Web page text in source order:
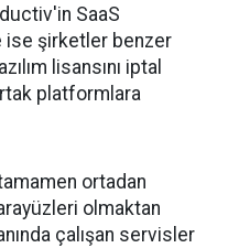
SaaS
ise şirketler benzer
lisansını iptal
platformlara
ortadan
arayüzleri olmaktan
çalışan servisler